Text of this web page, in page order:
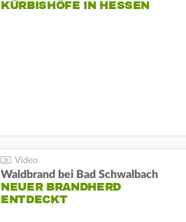
KÜRBISHÖFE IN HESSEN
Waldbrand bei Bad Schwalbach
NEUER BRANDHERD
ENTDECKT